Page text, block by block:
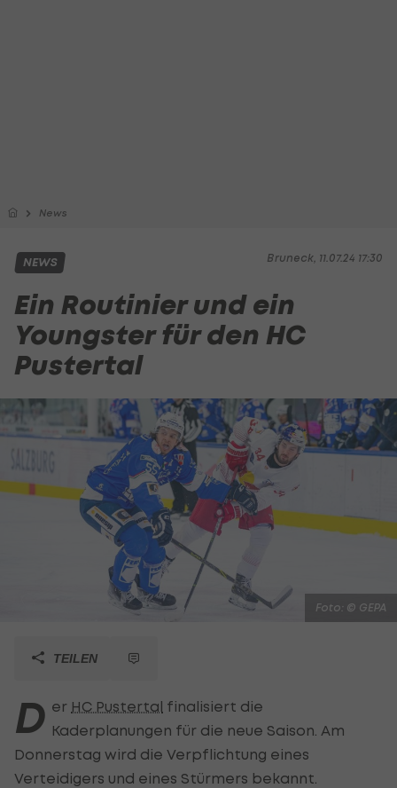
News
Bruneck, 11.07.24 17:30
NEWS
Ein Routinier und ein
Youngster für den HC
Pustertal
Foto: © GEPA
TEILEN
D er HC Pustertal finalisiert die
Kaderplanungen für die neue Saison. Am
Donnerstag wird die Verpflichtung eines
Verteidigers und eines Stürmers bekannt.